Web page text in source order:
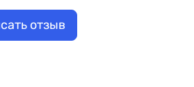
отзыв